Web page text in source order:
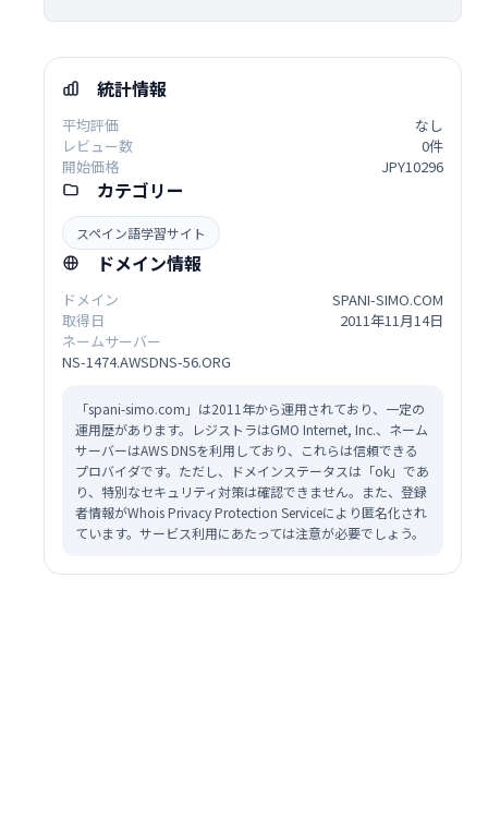
統計情報
平均評価
なし
レビュー数
0件
開始価格
JPY10296
カテゴリー
スペイン語学習サイト
ドメイン情報
ドメイン
SPANI-SIMO.COM
取得日
2011年11月14日
ネームサーバー
NS-1474.AWSDNS-56.ORG
「spani-simo.com」は2011年から運用されており、一定の
運用歴があります。レジストラはGMO Internet, Inc.、ネーム
サーバーはAWS DNSを利用しており、これらは信頼できる
プロバイダです。ただし、ドメインステータスは「ok」であ
り、特別なセキュリティ対策は確認できません。また、登録
者情報がWhois Privacy Protection Serviceにより匿名化され
ています。サービス利用にあたっては注意が必要でしょう。